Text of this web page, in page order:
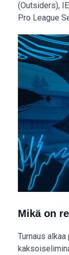
(Outsiders),
Pro League
Mikä on
Turnaus